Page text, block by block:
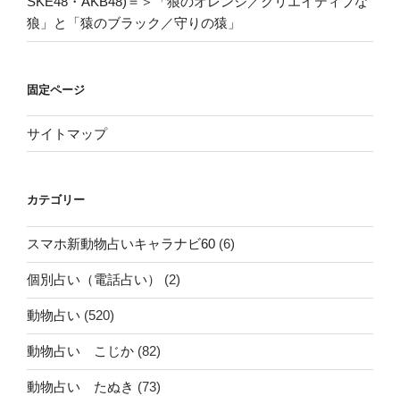
狼」と「猿のブラック／守りの猿」
固定ページ
サイトマップ
カテゴリー
スマホ新動物占いキャラナビ60 (6)
個別占い（電話占い） (2)
動物占い (520)
動物占い こじか (82)
動物占い たぬき (73)